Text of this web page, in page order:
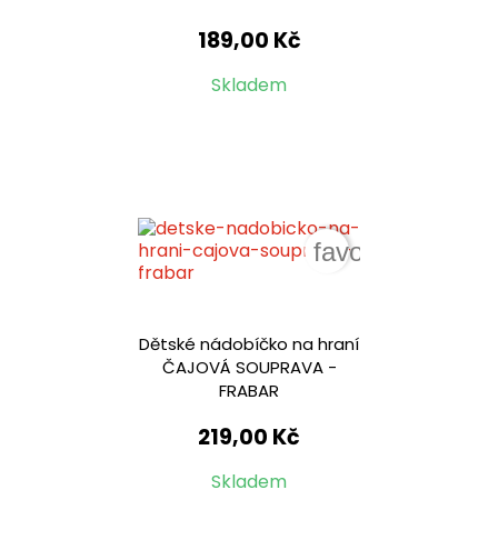
189,00 Kč
Skladem
Dětské nádobíčko na hraní
ČAJOVÁ SOUPRAVA -
FRABAR
219,00 Kč
Skladem
favorite_border